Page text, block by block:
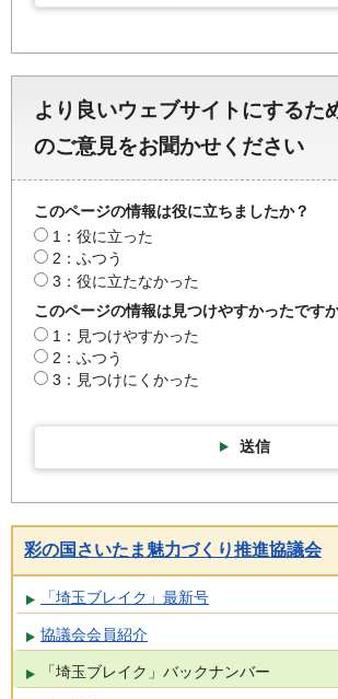
より良いウェブサイトにするた
のご意見をお聞かせください
このページの情報は役に立ちましたか？
1：役に立った
2：ふつう
3：役に立たなかった
このページの情報は見つけやすかったです
1：見つけやすかった
2：ふつう
3：見つけにくかった
送信
彩の国さいたま魅力づくり推進協議会
「埼玉ブレイク」最新号
協議会会員紹介
「埼玉ブレイク」バックナンバー